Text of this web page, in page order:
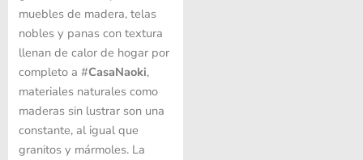
muebles de madera, telas
nobles y panas con textura
llenan de calor de hogar por
completo a #CasaNaoki,
materiales naturales como
maderas sin lustrar son una
constante, al igual que
granitos y mármoles. La